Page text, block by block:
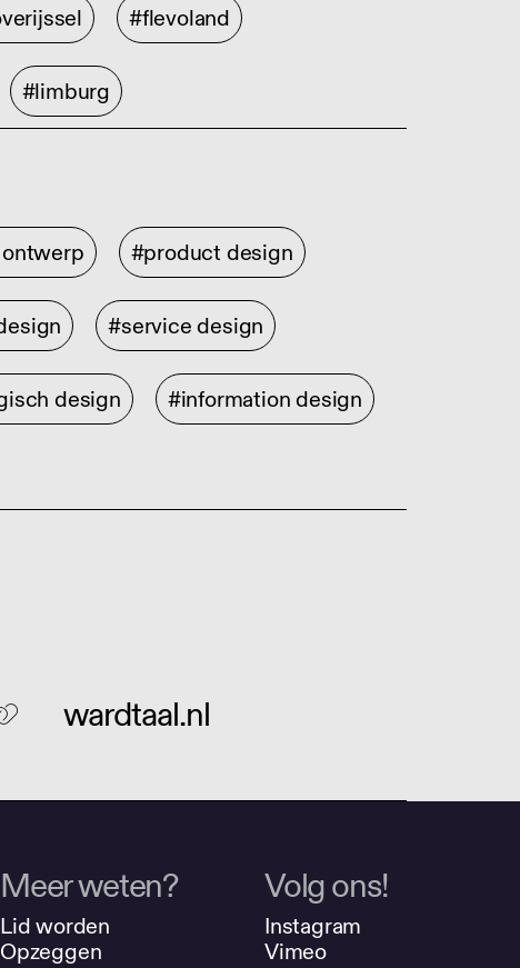
#flevoland
#limburg
#product design
#service design
design #information design
wardtaal.nl
Meer weten?
Lid worden
Opzeggen
Volg ons!
Instagram
Vimeo